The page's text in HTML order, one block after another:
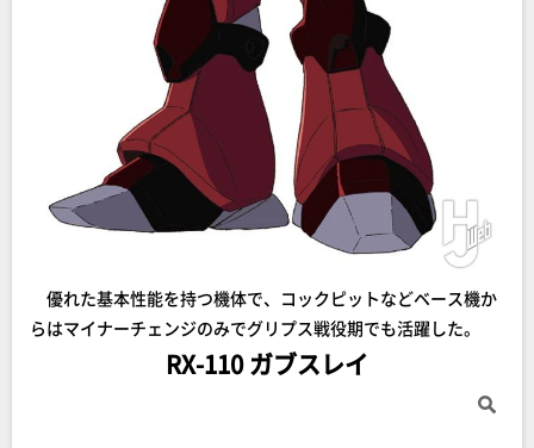
優れた基本性能を持つ機体で、コックピットなどベース機か
らはマイナーチェンジのみでグリプス戦役期でも活躍した。
RX-110 ガブスレイ